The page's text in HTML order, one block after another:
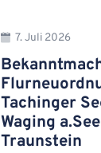
7. Juli 2026
Tachinger
Waging
Traunstein